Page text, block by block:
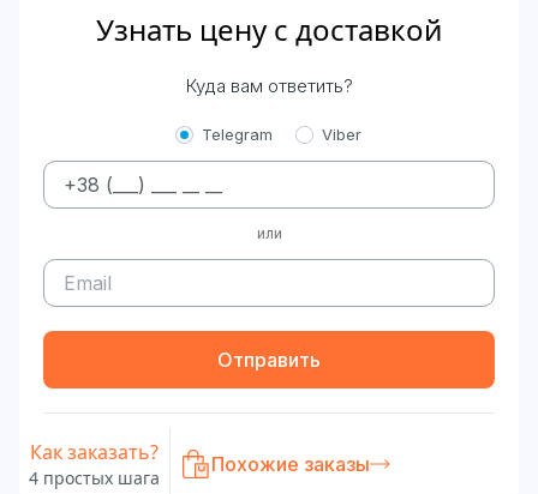
Узнать цену с доставкой
Куда вам ответить?
Telegram Viber
или
Отправить
Как заказать?
4 простых шага
Похожие заказы